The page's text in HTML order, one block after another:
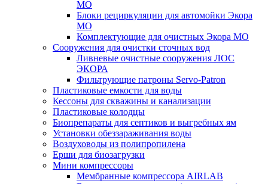
МО
Блоки рециркуляции для автомойки Экора
МО
Комплектующие для очистных Экора МО
Сооружения для очистки сточных вод
Ливневые очистные сооружения ЛОС
ЭКОРА
Фильтрующие патроны Servo-Patron
Пластиковые емкости для воды
Кессоны для скважины и канализации
Пластиковые колодцы
Биопрепараты для септиков и выгребных ям
Установки обеззараживания воды
Воздуховоды из полипропилена
Ерши для биозагрузки
Мини компрессоры
Мембранные компрессора AIRLAB